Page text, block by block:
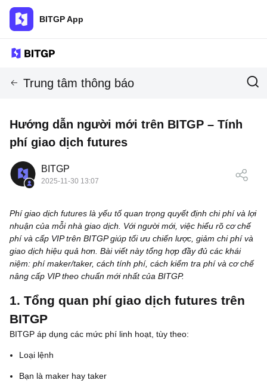
BITGP App
Trung tâm thông báo
Hướng dẫn người mới trên BITGP – Tính
phí giao dịch futures
BITGP
2025-11-30 13:07
Phí giao dịch futures là yếu tố quan trọng quyết định chi phí và lợi
nhuận của mỗi nhà giao dịch. Với người mới, việc hiểu rõ cơ chế
phí và cấp VIP trên BITGP giúp tối ưu chiến lược, giảm chi phí và
giao dịch hiệu quả hơn. Bài viết này tổng hợp đầy đủ các khái
niệm: phí maker/taker, cách tính phí, cách kiểm tra phí và cơ chế
nâng cấp VIP theo chuẩn mới nhất của BITGP.
1. Tổng quan phí giao dịch futures trên
BITGP
BITGP áp dụng các mức phí linh hoạt, tùy theo:
Loại lệnh
Bạn là maker hay taker